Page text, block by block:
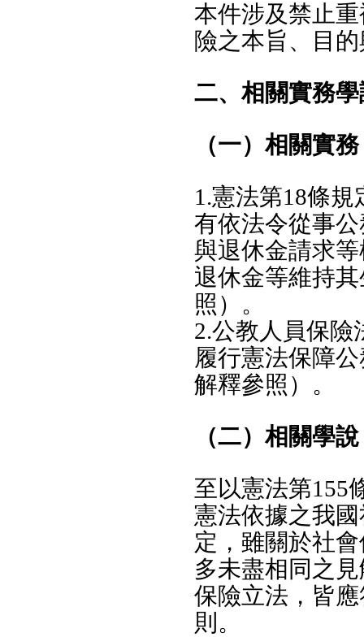
本件涉及禁止
險之本旨、目
二、相關實務
（一）相關實務
1.憲法第18條
有依法令從事
與退休金請求
退休金等維持
照）。
2.公教人員保險
履行憲法保障
解釋參照）。
（二）相關學說
至以憲法第155
憲法依據之我
定，雖關於社
多未盡相同之
保險立法，皆
則。